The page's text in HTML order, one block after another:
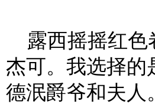
露西摇摇红色
杰可。我选择的
德泯爵爷和夫人